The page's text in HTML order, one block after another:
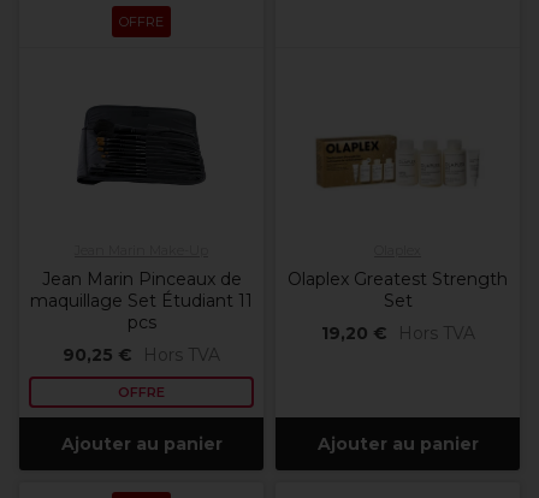
OFFRE
Jean Marin Pinceaux de
maquillage Set Étudiant 11
pcs
90,25 €
Hors TVA
OFFRE
Ajouter au panier
Olaplex Greatest Strength
Set
19,20 €
Hors TVA
Ajouter au panier